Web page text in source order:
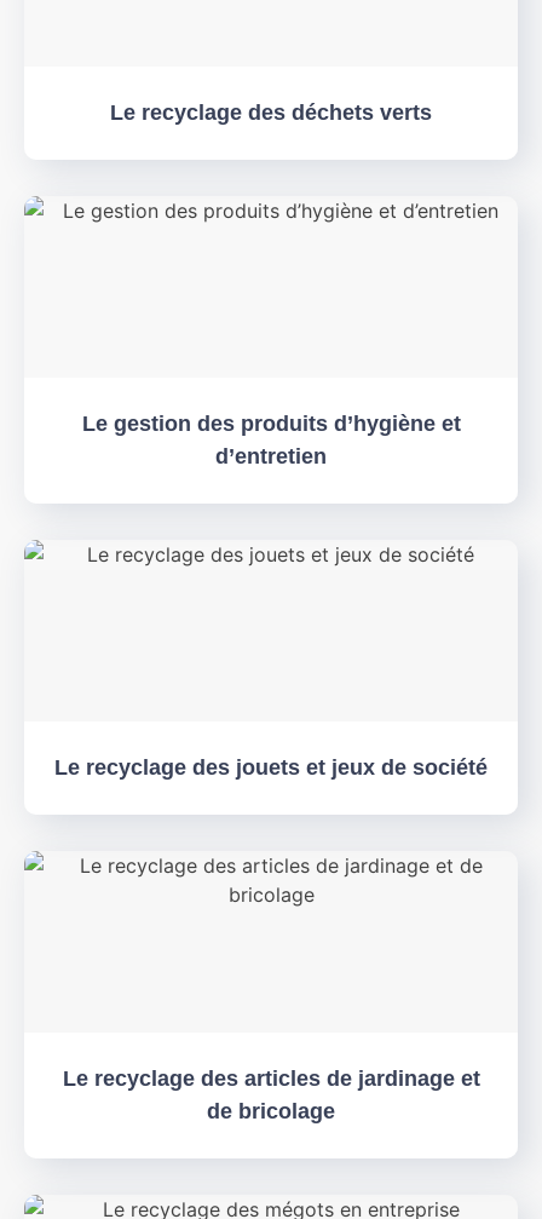
Le recyclage des déchets verts
Le gestion des produits d’hygiène et
d’entretien
Le recyclage des jouets et jeux de société
Le recyclage des articles de jardinage et
de bricolage